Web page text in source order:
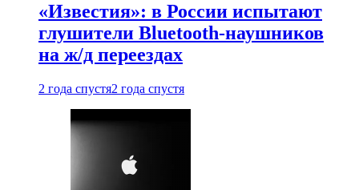
«Известия»: в России испытают
глушители Bluetooth-наушников
на ж/д переездах
2 года спустя2 года спустя